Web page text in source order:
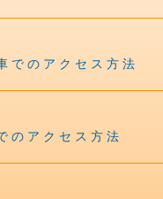
でのアクセス方法
のアクセス方法